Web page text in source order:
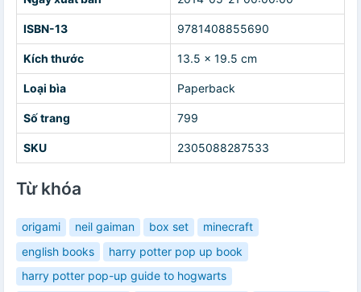
ISBN-13 9781408855690
Kích thước 13.5 x 19.5 cm
Loại bìa Paperback
Số trang 799
SKU 2305088287533
Từ khóa
origami neil gaiman box set
minecraft
english books
harry potter pop up book
harry potter pop-up guide to hogwarts